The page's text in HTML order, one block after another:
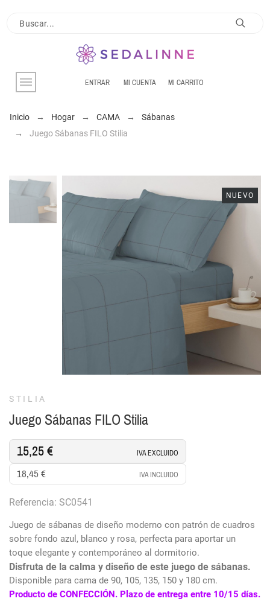
ENTRAR MI CUENTA MI CARRITO
Inicio Hogar CAMA
Sábanas
Juego Sábanas FILO Stilia
NUEVO
STILIA
Juego Sábanas FILO Stilia
15,25 € IVA EXCLUIDO
18,45 € IVA INCLUIDO
Referencia: SC0541
Juego de sábanas de diseño moderno con patrón de cuadros
sobre fondo azul, blanco y rosa, perfecta para aportar un
toque elegante y contemporáneo al dormitorio.
Disfruta de la calma y diseño de este juego de sábanas.
Disponible para cama de 90, 105, 135, 150 y 180 cm.
Producto de CONFECCIÓN. Plazo de entrega entre 10/15 días.